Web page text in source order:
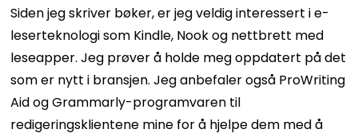
Siden jeg skriver bøker, er jeg veldig interessert i e-
leserteknologi som Kindle, Nook og nettbrett med
leseapper. Jeg prøver å holde meg oppdatert på det
som er nytt i bransjen. Jeg anbefaler også ProWriting
Aid og Grammarly-programvaren til
redigeringsklientene mine for å hjelpe dem med å